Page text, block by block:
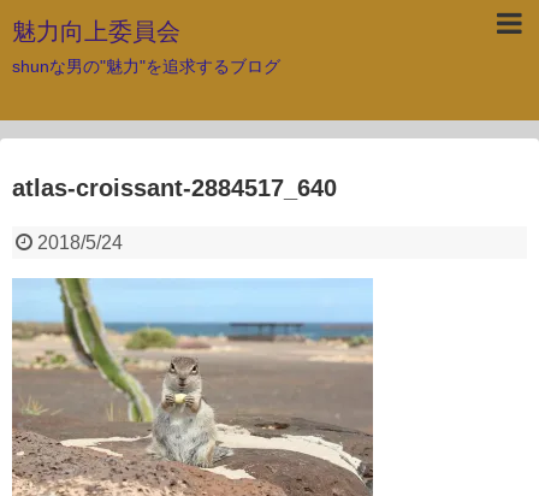
魅力向上委員会
shunな男の"魅力"を追求するブログ
atlas-croissant-2884517_640
2018/5/24